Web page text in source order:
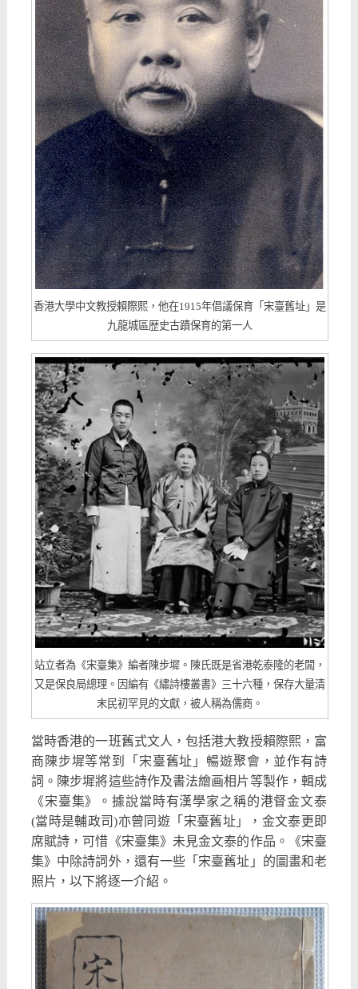
香港大學中文教授賴際熙，他在1915年倡議保育「宋臺舊址」是
九龍城區歴史古蹟保育的第一人
站立者為《宋臺集》編者陳步墀。陳氏既是省港乾泰隆的老闆，
又是保良局總理。因編有《繡詩樓叢書》三十六種，保存大量清
末民初罕見的文獻，被人稱為儒商。
當時香港的一班舊式文人，包括港大教授賴際熙，富
商陳步墀等常到「宋臺舊址」暢遊聚會，並作有詩
詞。陳步墀將這些詩作及書法繪画相片等製作，輯成
《宋臺集》。據說當時有漢學家之稱的港督金文泰
(當時是輔政司)亦曾同遊「宋臺舊址」，金文泰更即
席賦詩，可惜《宋臺集》未見金文泰的作品。《宋臺
集》中除詩詞外，還有一些「宋臺舊址」的圖畫和老
照片，以下將逐一介紹。